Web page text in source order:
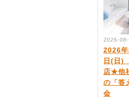
2026-
2026
日(日)
店★他
の「答
会